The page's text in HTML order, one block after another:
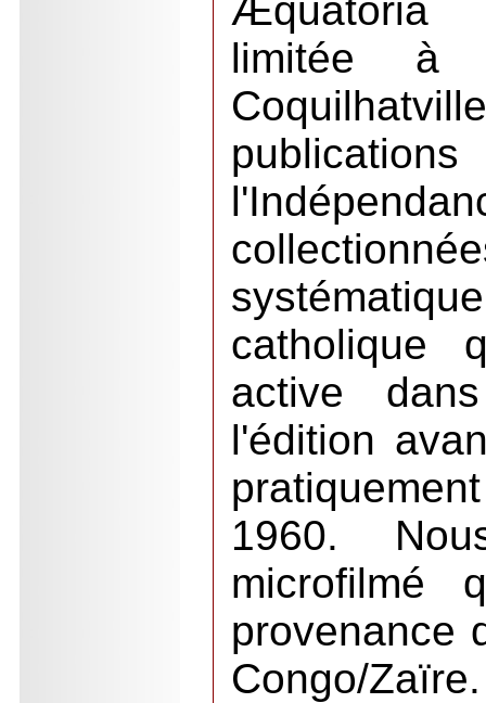
Æquatoria
limitée à
catholique
active
l'édition
1960.
microfilmé
provenance
Congo/Zaïre.